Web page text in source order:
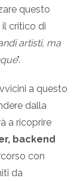
questo
critico di
artisti, ma
".
a questo
dalla
a ricoprire
backend
con
da